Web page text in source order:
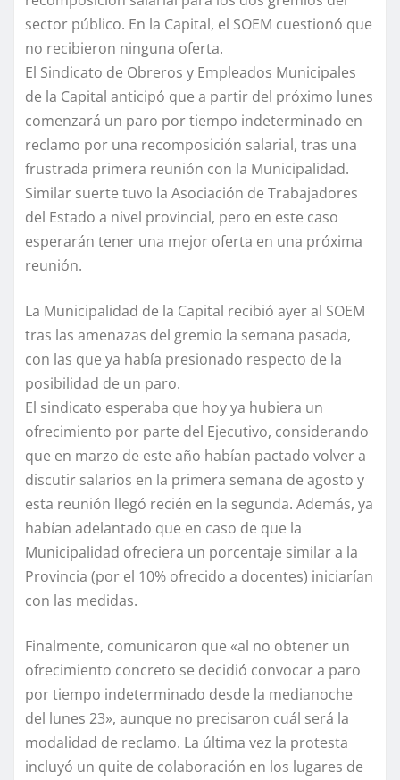
sector público. En la Capital, el SOEM cuestionó que
no recibieron ninguna oferta.
El Sindicato de Obreros y Empleados Municipales
de la Capital anticipó que a partir del próximo lunes
comenzará un paro por tiempo indeterminado en
reclamo por una recomposición salarial, tras una
frustrada primera reunión con la Municipalidad.
Similar suerte tuvo la Asociación de Trabajadores
del Estado a nivel provincial, pero en este caso
esperarán tener una mejor oferta en una próxima
reunión.
La Municipalidad de la Capital recibió ayer al SOEM
tras las amenazas del gremio la semana pasada,
con las que ya había presionado respecto de la
posibilidad de un paro.
El sindicato esperaba que hoy ya hubiera un
ofrecimiento por parte del Ejecutivo, considerando
que en marzo de este año habían pactado volver a
discutir salarios en la primera semana de agosto y
esta reunión llegó recién en la segunda. Además, ya
habían adelantado que en caso de que la
Municipalidad ofreciera un porcentaje similar a la
Provincia (por el 10% ofrecido a docentes) iniciarían
con las medidas.
Finalmente, comunicaron que «al no obtener un
ofrecimiento concreto se decidió convocar a paro
por tiempo indeterminado desde la medianoche
del lunes 23», aunque no precisaron cuál será la
modalidad de reclamo. La última vez la protesta
incluyó un quite de colaboración en los lugares de